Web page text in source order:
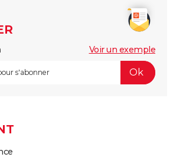
Voir un exemple